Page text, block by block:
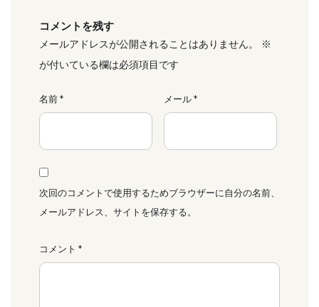
コメントを残す
メールアドレスが公開されることはありません。
※
が付いている欄は必須項目です
名前* メール*
次回のコメントで使用するためブラウザーに自分の名前、
メールアドレス、サイトを保存する。
コメント *